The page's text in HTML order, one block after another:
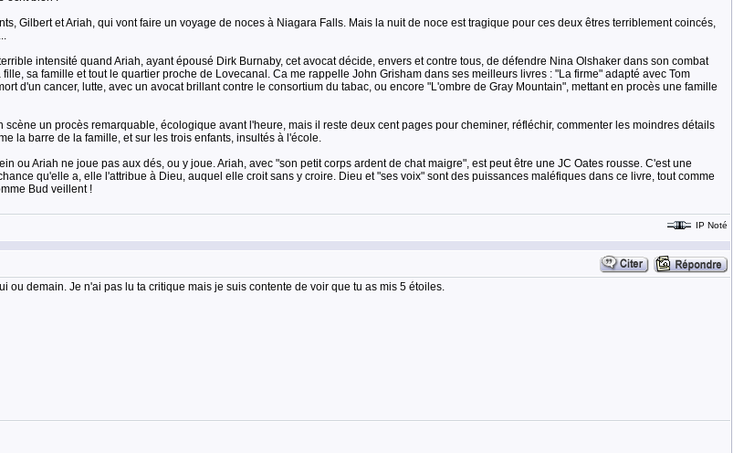
Gilbert et Ariah, qui vont faire un voyage de noces à Niagara Falls. Mais la nuit de noce est tragique pour ces deux êtres terriblement coincés,
intensité quand Ariah, ayant épousé Dirk Burnaby, cet avocat décide, envers et contre tous, de défendre Nina Olshaker dans son combat
sa famille et tout le quartier proche de Lovecanal. Ca me rappelle John Grisham dans ses meilleurs livres : "La firme" adapté avec Tom
d'un cancer, lutte, avec un avocat brillant contre le consortium du tabac, ou encore "L'ombre de Gray Mountain", mettant en procès une famille
un procès remarquable, écologique avant l'heure, mais il reste deux cent pages pour cheminer, réfléchir, commenter les moindres détails
la barre de la famille, et sur les trois enfants, insultés à l'école.
ou Ariah ne joue pas aux dés, ou y joue. Ariah, avec "son petit corps ardent de chat maigre", est peut être une JC Oates rousse. C'est une
qu'elle a, elle l'attribue à Dieu, auquel elle croit sans y croire. Dieu et "ses voix" sont des puissances maléfiques dans ce livre, tout comme
Bud veillent !
IP Noté
ou demain. Je n'ai pas lu ta critique mais je suis contente de voir que tu as mis 5 étoiles.